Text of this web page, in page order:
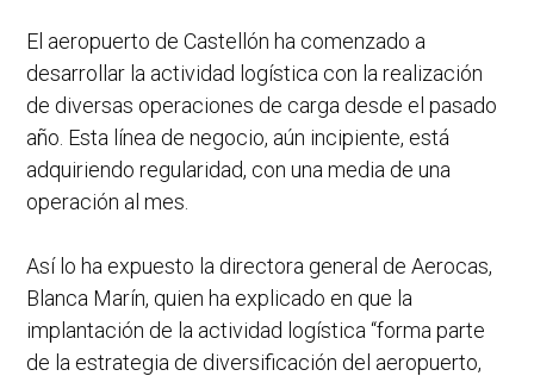
El aeropuerto de Castellón ha comenzado a
desarrollar la actividad logística con la realización
de diversas operaciones de carga desde el pasado
año. Esta línea de negocio, aún incipiente, está
adquiriendo regularidad, con una media de una
operación al mes.
Así lo ha expuesto la directora general de Aerocas,
Blanca Marín, quien ha explicado en que la
implantación de la actividad logística “forma parte
de la estrategia de diversificación del aeropuerto,